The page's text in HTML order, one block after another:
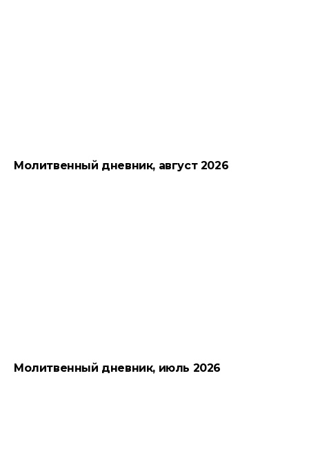
Молитвенный дневник, август 2026
Молитвенный дневник, июль 2026